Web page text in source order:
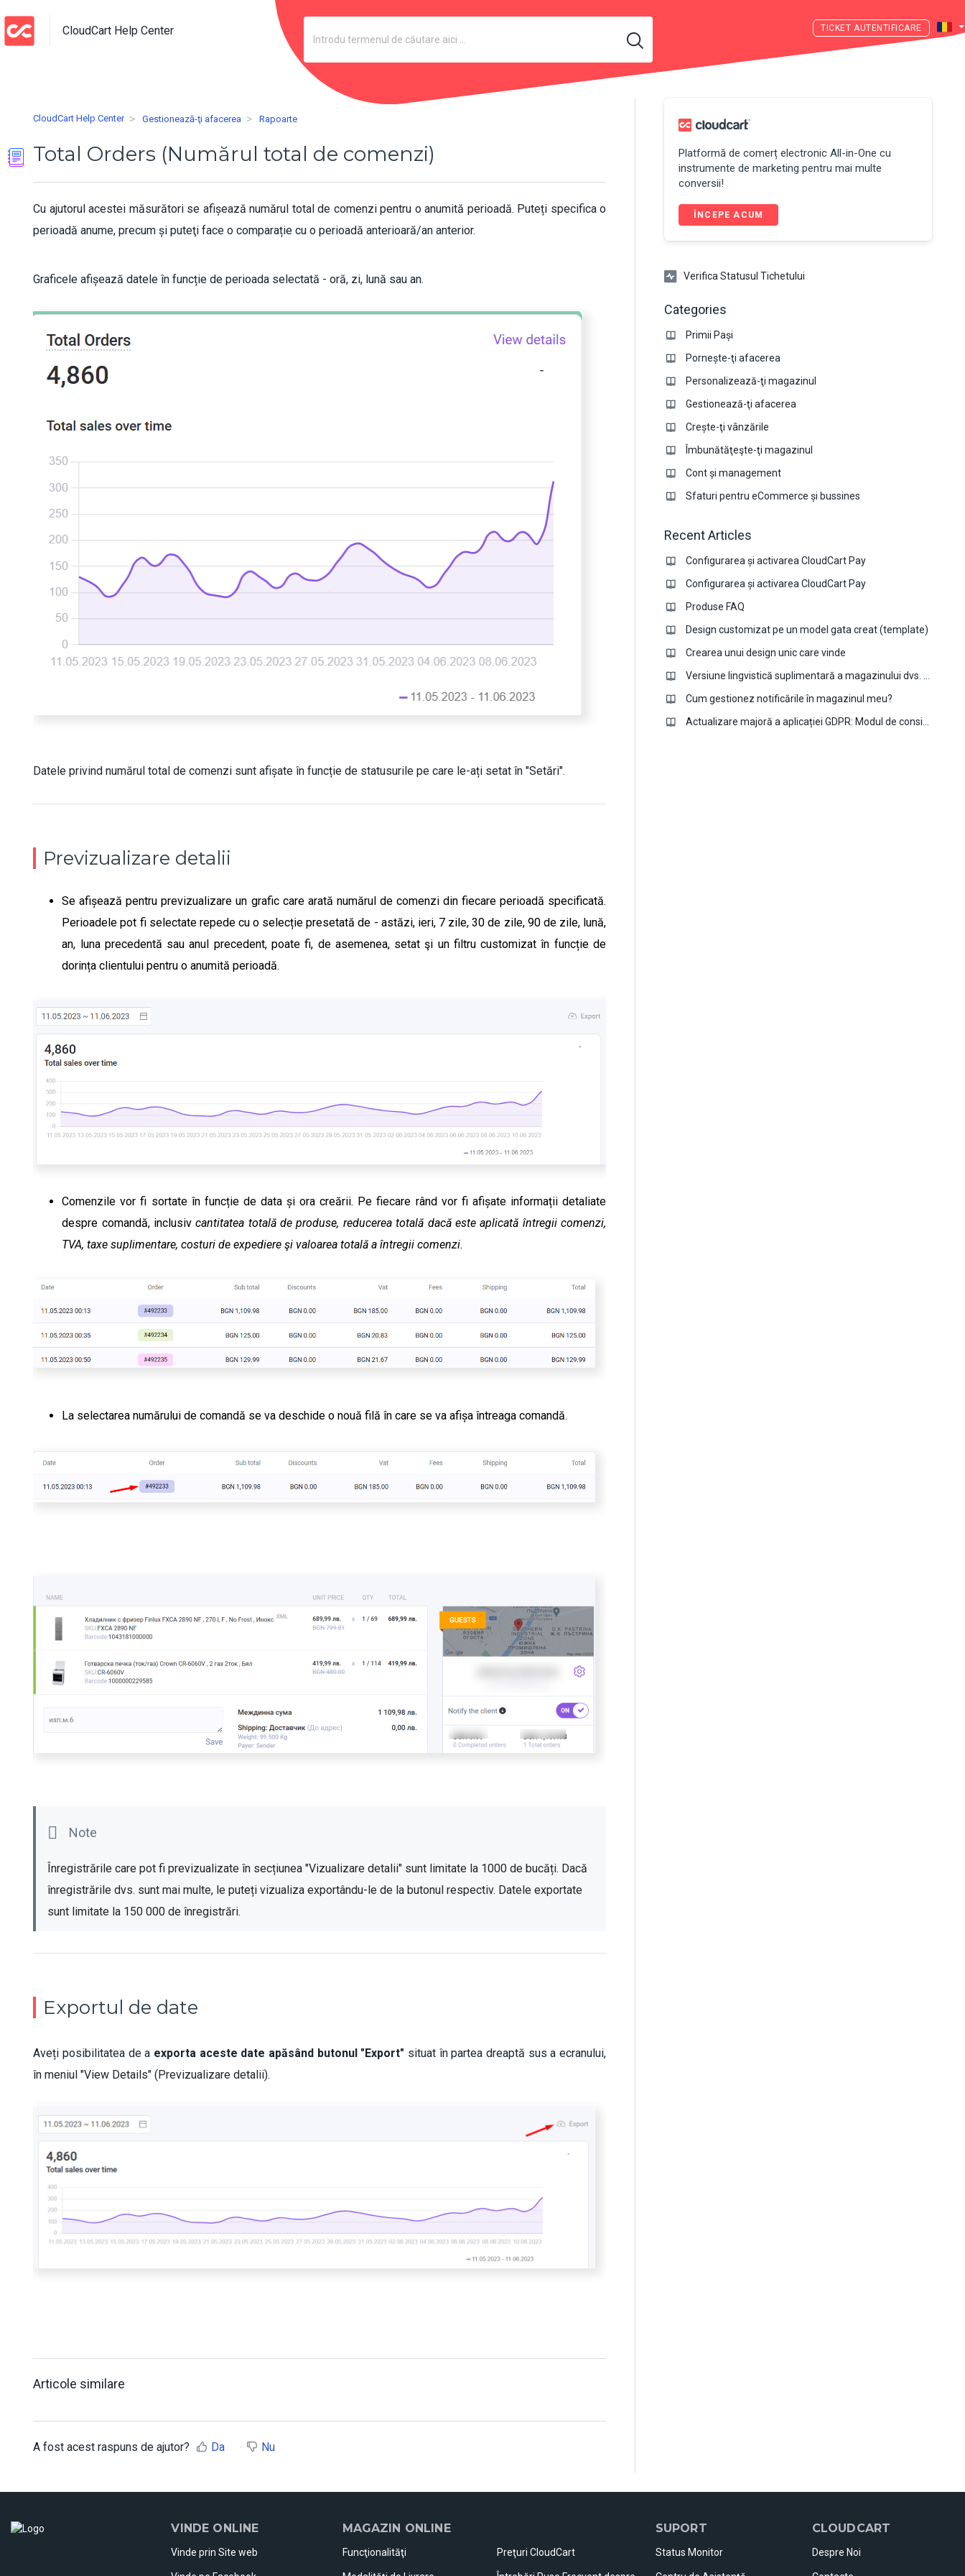
CloudCart Help Center AUTENTIFICARE
CloudCart Help Center Gestionează-ţi afacerea Rapoarte
Total Orders (Numărul total de comenzi)
Cu ajutorul acestei măsurători se afișează numărul total de comenzi pentru o anumită perioadă. Puteți specifica o
perioadă anume, precum și puteţi face o comparație cu o perioadă anterioară/an anterior.
Graficele afișează datele în funcție de perioada selectată - oră, zi, lună sau an.
Datele privind numărul total de comenzi sunt afișate în funcție de statusurile pe care le-ați setat în "Setări".
Previzualizare detalii
Se afișează pentru previzualizare un grafic care arată numărul de comenzi din fiecare perioadă specificată.
Perioadele pot fi selectate repede cu o selecție presetată de - astăzi, ieri, 7 zile, 30 de zile, 90 de zile, lună,
an, luna precedentă sau anul precedent, poate fi, de asemenea, setat şi un filtru customizat în funcție de
dorința clientului pentru o anumită perioadă.
Comenzile vor fi sortate în funcție de data și ora creării. Pe fiecare rând vor fi afișate informații detaliate
despre comandă, inclusivcantitatea totală de produse, reducerea totală dacă este aplicată întregii comenzi,
TVA, taxe suplimentare, costuri de expediere şi valoarea totală a întregii comenzi.
La selectarea numărului de comandă se va deschide o nouă filă în care se va afișa întreaga comandă.
Înregistrările care pot fi previzualizate în secțiunea "Vizualizare detalii" sunt limitate la 1000 de bucăți. Dacă
înregistrările dvs. sunt mai multe, le puteți vizualiza exportându-le de la butonul respectiv. Datele exportate
sunt limitate la 150 000 de înregistrări.
Exportul de date
Aveți posibilitatea de a exporta aceste date apăsând butonul "Export" situat în partea dreaptă sus a ecranului,
în meniul "View Details" (Previzualizare detalii).
Articole similare
A fost acest raspuns de ajutor? Da Nu
Platformă de comerț electronic All-in-One cu
instrumente de marketing pentru mai multe
conversii!
ÎNCEPE ACUM
Verifica Statusul Tichetului
Categories
Primii Pași
Pornește-ţi afacerea
Personalizează-ţi magazinul
Gestionează-ţi afacerea
Crește-ţi vânzările
Îmbunătăţeşte-ţi magazinul
Cont și management
Sfaturi pentru eCommerce și bussines
Recent Articles
Configurarea și activarea CloudCart Pay
Configurarea și activarea CloudCart Pay
Produse FAQ
Design customizat pe un model gata creat (template)
Crearea unui design unic care vinde
Cum gestionez notificările în magazinul meu?
VINDE ONLINE
Vinde prin Site web
MAGAZIN ONLINE
Funcţionalităţi Preţuri CloudCart
SUPORT
Status Monitor
CLOUDCART
Despre Noi